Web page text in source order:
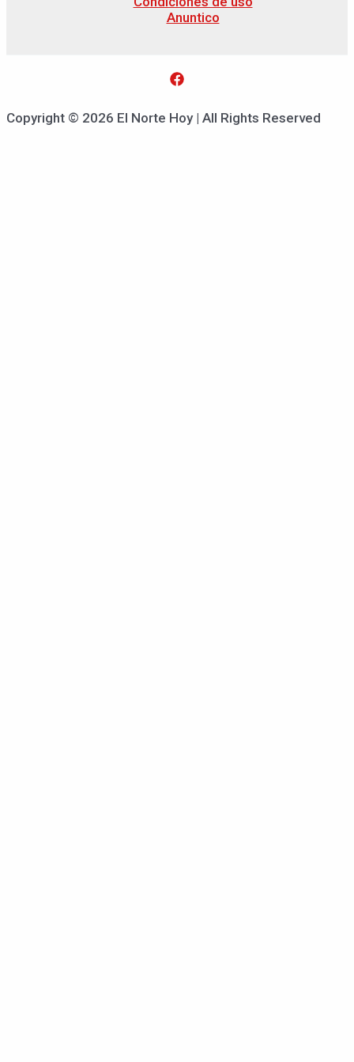
Anuntico
Copyright © 2026 El Norte Hoy | All Rights Reserved